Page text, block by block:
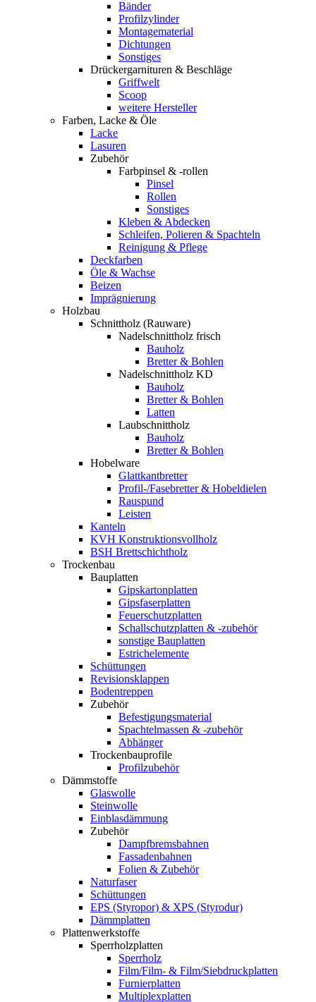
Bänder
Profilzylinder
Montagematerial
Dichtungen
Sonstiges
Drückergarnituren & Beschläge
Griffwelt
Scoop
weitere Hersteller
Farben, Lacke & Öle
Lacke
Lasuren
Zubehör
Farbpinsel & -rollen
Pinsel
Rollen
Sonstiges
Kleben & Abdecken
Schleifen, Polieren & Spachteln
Reinigung & Pflege
Deckfarben
Öle & Wachse
Beizen
Imprägnierung
Holzbau
Schnittholz (Rauware)
Nadelschnittholz frisch
Bauholz
Bretter & Bohlen
Nadelschnittholz KD
Bauholz
Bretter & Bohlen
Latten
Laubschnittholz
Bauholz
Bretter & Bohlen
Hobelware
Glattkantbretter
Profil-/Fasebretter & Hobeldielen
Rauspund
Leisten
Kanteln
KVH Konstruktionsvollholz
BSH Brettschichtholz
Trockenbau
Bauplatten
Gipskartonplatten
Gipsfaserplatten
Feuerschutzplatten
Schallschutzplatten & -zubehör
sonstige Bauplatten
Estrichelemente
Schüttungen
Revisionsklappen
Bodentreppen
Zubehör
Befestigungsmaterial
Spachtelmassen & -zubehör
Abhänger
Trockenbauprofile
Profilzubehör
Dämmstoffe
Glaswolle
Steinwolle
Einblasdämmung
Zubehör
Dampfbremsbahnen
Fassadenbahnen
Folien & Zubehör
Naturfaser
Schüttungen
EPS (Styropor) & XPS (Styrodur)
Dämmplatten
Plattenwerkstoffe
Sperrholzplatten
Sperrholz
Film/Film- & Film/Siebdruckplatten
Furnierplatten
Multiplexplatten